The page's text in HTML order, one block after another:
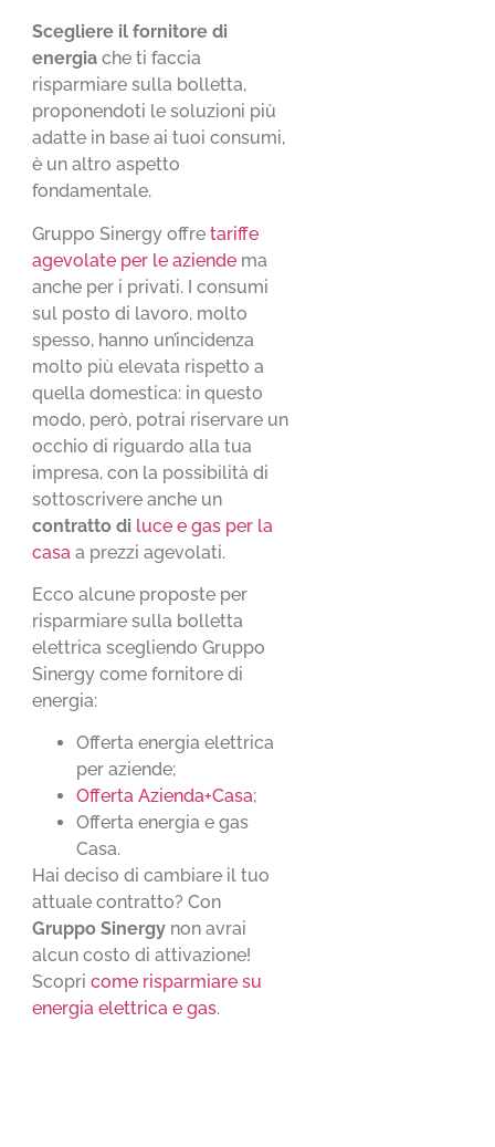
Scegliere il fornitore di
energia che ti faccia
risparmiare sulla bolletta,
proponendoti le soluzioni più
adatte in base ai tuoi consumi,
è un altro aspetto
fondamentale.
Gruppo Sinergy offretariffe
agevolate per le aziende ma
anche per i privati. I consumi
sul posto di lavoro, molto
spesso, hanno un’incidenza
molto più elevata rispetto a
quella domestica: in questo
modo, però, potrai riservare un
occhio di riguardo alla tua
impresa, con la possibilità di
sottoscrivere anche un
contratto di luce e gas per la
casa a prezzi agevolati.
Ecco alcune proposte per
risparmiare sulla bolletta
elettrica scegliendo Gruppo
Sinergy come fornitore di
energia:
Offerta energia elettrica
per aziende;
Offerta Azienda+Casa;
Offerta energia e gas
Casa.
Hai deciso di cambiare il tuo
attuale contratto? Con
Gruppo Sinergy non avrai
alcun costo di attivazione!
Scopricome risparmiare su
energia elettrica e gas.